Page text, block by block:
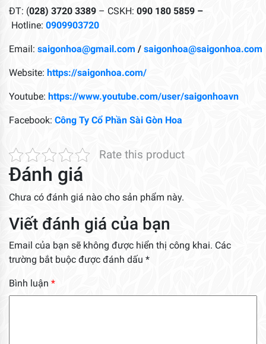
ĐT: (028) 3720 3389 – CSKH: 090 180 5859 –
Hotline: 0909903720
Email: saigonhoa@gmail.com / saigonhoa@saigonhoa.com
Website: https://saigonhoa.com/
Youtube: https://www.youtube.com/user/saigonhoavn
Facebook: Công Ty Cổ Phần Sài Gòn Hoa
Rate this product
Đánh giá
Chưa có đánh giá nào cho sản phẩm này.
Viết đánh giá của bạn
Email của bạn sẽ không được hiển thị công khai. Các
trường bắt buộc được đánh dấu *
Bình luận *